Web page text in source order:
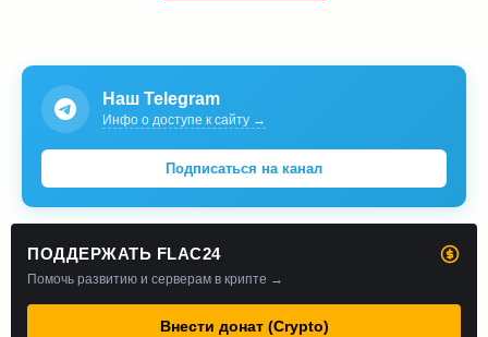
Наш Telegram
Инфо о доступе к сайту →
Подписаться на канал
ПОДДЕРЖАТЬ FLAC24
Помочь развитию и серверам в крипте →
Внести донат (Crypto)